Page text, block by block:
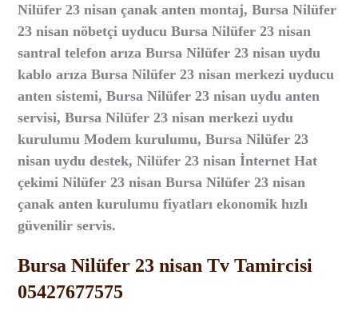
Nilüfer 23 nisan çanak anten montaj, Bursa Nilüfer
23 nisan nöbetçi uyducu Bursa Nilüfer 23 nisan
santral telefon arıza Bursa Nilüfer 23 nisan uydu
kablo arıza Bursa Nilüfer 23 nisan merkezi uyducu
anten sistemi, Bursa Nilüfer 23 nisan uydu anten
servisi, Bursa Nilüfer 23 nisan merkezi uydu
kurulumu Modem kurulumu, Bursa Nilüfer 23
nisan uydu destek, Nilüfer 23 nisan İnternet Hat
çekimi Nilüfer 23 nisan Bursa Nilüfer 23 nisan
çanak anten kurulumu fiyatları ekonomik hızlı
güvenilir servis.
Bursa Nilüfer 23 nisan Tv Tamircisi
05427677575